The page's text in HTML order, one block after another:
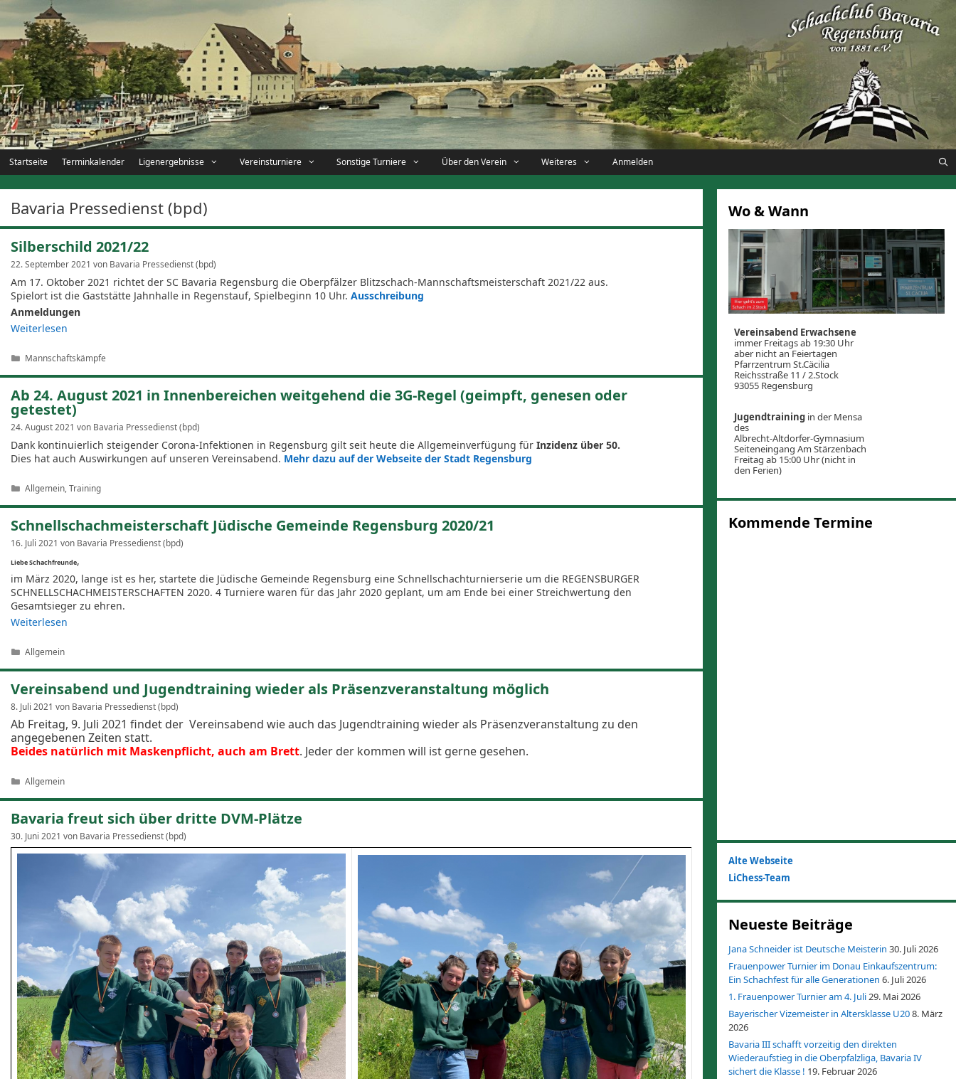
Inhalt
springen
Startseite Terminkalender Ligenergebnisse Vereinsturniere Sonstige Turniere Über den Verein Weiteres Anmelden
Bavaria Pressedienst (bpd)
Silberschild 2021/22
22. September 2021 von Bavaria Pressedienst (bpd)
Am 17. Oktober 2021 richtet der SC Bavaria Regensburg die Oberpfälzer Blitzschach-Mannschaftsmeisterschaft 2021/22 aus.
Spielort ist die Gaststätte Jahnhalle in Regenstauf, Spielbeginn 10 Uhr. Ausschreibung
Anmeldungen
Weiterlesen
Kategorien
Mannschaftskämpfe
Ab 24. August 2021 in Innenbereichen weitgehend die 3G-Regel (geimpft, genesen oder
getestet)
24. August 2021 von Bavaria Pressedienst (bpd)
Dank kontinuierlich steigender Corona-Infektionen in Regensburg gilt seit heute die Allgemeinverfügung für Inzidenz über 50.
Dies hat auch Auswirkungen auf unseren Vereinsabend. Mehr dazu auf der Webseite der Stadt Regensburg
Kategorien
Allgemein ,Training
Schnellschachmeisterschaft Jüdische Gemeinde Regensburg 2020/21
16. Juli 2021 von Bavaria Pressedienst (bpd)
Liebe Schachfreunde,
im März 2020, lange ist es her, startete die Jüdische Gemeinde Regensburg eine Schnellschachturnierserie um die REGENSBURGER
SCHNELLSCHACHMEISTERSCHAFTEN 2020. 4 Turniere waren für das Jahr 2020 geplant, um am Ende bei einer Streichwertung den
Gesamtsieger zu ehren.
Weiterlesen
Kategorien
Allgemein
Vereinsabend und Jugendtraining wieder als Präsenzveranstaltung möglich
8. Juli 2021 von Bavaria Pressedienst (bpd)
Ab Freitag, 9. Juli 2021 findet der Vereinsabend wie auch das Jugendtraining wieder als Präsenzveranstaltung zu den
angegebenen Zeiten statt.
Beides natürlich mit Maskenpflicht, auch am Brett. Jeder der kommen will ist gerne gesehen.
Kategorien
Allgemein
Bavaria freut sich über dritte DVM-Plätze
30. Juni 2021 von Bavaria Pressedienst (bpd)
Wo & Wann
Vereinsabend Erwachsene
immer Freitags ab 19:30 Uhr
aber nicht an Feiertagen
Pfarrzentrum St.Cäcilia
Reichsstraße 11 / 2.Stock
93055 Regensburg
Jugendtraining in der Mensa
des
Albrecht-Altdorfer-Gymnasium
Seiteneingang Am Stärzenbach
Freitag ab 15:00 Uhr (nicht in
den Ferien)
Kommende Termine
Alte Webseite
LiChess-Team
Neueste Beiträge
Jana Schneider ist Deutsche Meisterin 30. Juli 2026
Frauenpower Turnier im Donau Einkaufszentrum:
Ein Schachfest für alle Generationen 6. Juli 2026
1. Frauenpower Turnier am 4. Juli29. Mai 2026
Bayerischer Vizemeister in Altersklasse U208. März
2026
Bavaria III schafft vorzeitig den direkten
Wiederaufstieg in die Oberpfalzliga, Bavaria IV
sichert die Klasse ! 19. Februar 2026